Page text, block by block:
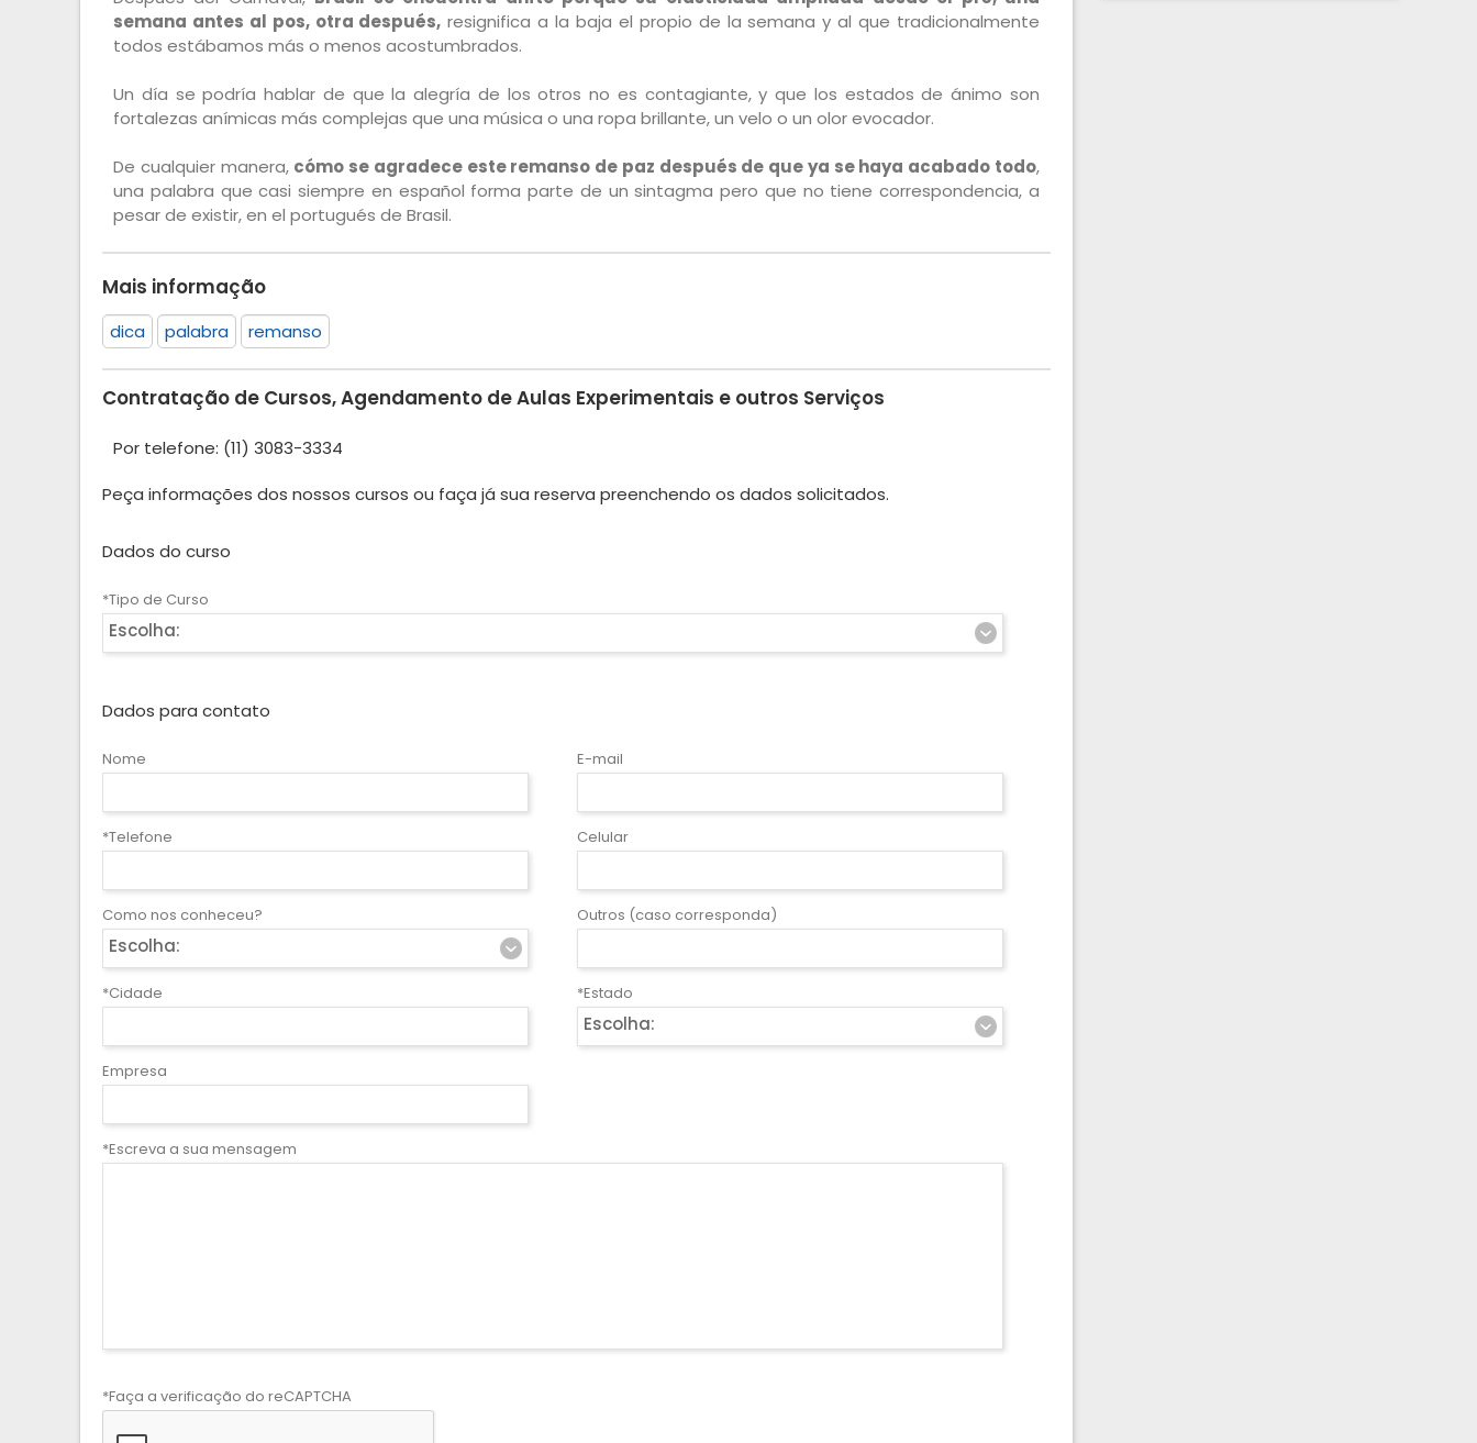
semana antes al pos, otra después, resignifica a la baja el propio de la semana y al que tradicionalmente
todos estábamos más o menos acostumbrados.
Un día se podría hablar de que la alegría de los otros no es contagiante, y que los estados de ánimo son
fortalezas anímicas más complejas que una música o una ropa brillante, un velo o un olor evocador.
De cualquier manera, cómo se agradece este remanso de paz después de que ya se haya acabado todo,
una palabra que casi siempre en español forma parte de un sintagma pero que no tiene correspondencia, a
pesar de existir, en el portugués de Brasil.
Mais informação
dica palabra remanso
Contratação de Cursos, Agendamento de Aulas Experimentais e outros Serviços
Por telefone: (11) 3083-3334
Peça informações dos nossos cursos ou faça já sua reserva preenchendo os dados solicitados.
Dados do curso
*Tipo de Curso
Escolha:
Dados para contato
Nome E-mail
*Telefone Celular
Como nos conheceu?
Escolha:
Outros (caso corresponda)
*Cidade *Estado
Escolha:
Empresa
*Escreva a sua mensagem
*Faça a verificação do reCAPTCHA